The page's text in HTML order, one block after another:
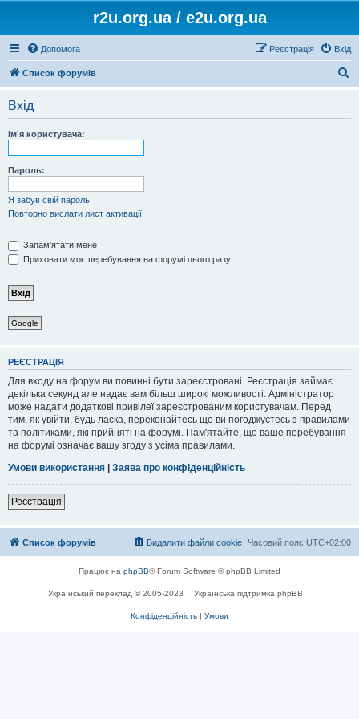
r2u.org.ua / e2u.org.ua
Допомога Вхід
Реєстрація
Список форумів
Вхід
Ім'я користувача:
Пароль:
Я забув свій пароль
Повторно вислати лист активації
Запам'ятати мене
Приховати моє перебування на форумі цього разу
Google
РЕЄСТРАЦІЯ
Для входу на форум ви повинні бути зареєстровані. Реєстрація займає
декілька секунд але надає вам більш широкі можливості. Адміністратор
може надати додаткові привілеї зареєстрованим користувачам. Перед
тим, як увійти, будь ласка, переконайтесь що ви погоджуєтесь з правилами
та політиками, які прийняті на форумі. Пам'ятайте, що ваше перебування
на форумі означає вашу згоду з усіма правилами.
Умови використання | Заява про конфіденційність
Реєстрація
Список форумів Часовий пояс UTC+02:00
Видалити файли cookie
Працює на phpBB® Forum Software © phpBB Limited
Український переклад © 2005-2023 Українська підтримка phpBB
Конфіденційність | Умови